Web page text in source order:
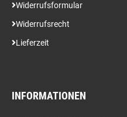
Widerrufsformular
Widerrufsrecht
Lieferzeit
INFORMATIONEN